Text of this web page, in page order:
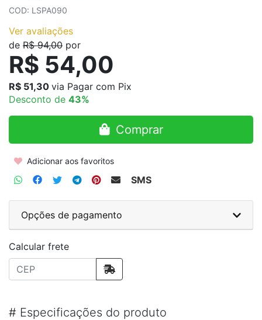
COD: LSPA090
Ver avaliações
de R$ 94,00 por
R$ 54,00
R$ 51,30 via Pagar com Pix
Desconto de 43%
Comprar
Adicionar aos favoritos
SMS
Opções de pagamento
Calcular frete
# Especificações do produto